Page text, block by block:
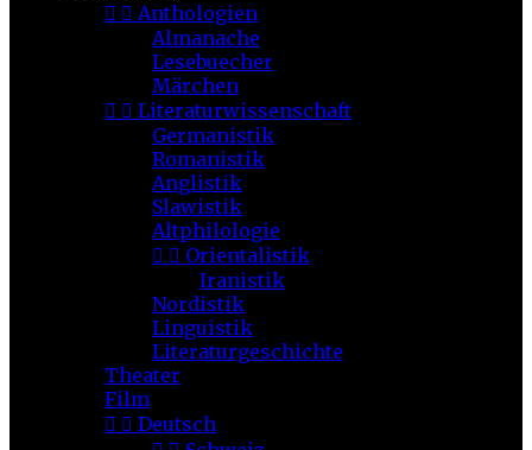
  Anthologien
Almanache
Lesebuecher
Märchen
  Literaturwissenschaft
Germanistik
Romanistik
Anglistik
Slawistik
Altphilologie
  Orientalistik
Iranistik
Nordistik
Linguistik
Literaturgeschichte
Theater
Film
  Deutsch